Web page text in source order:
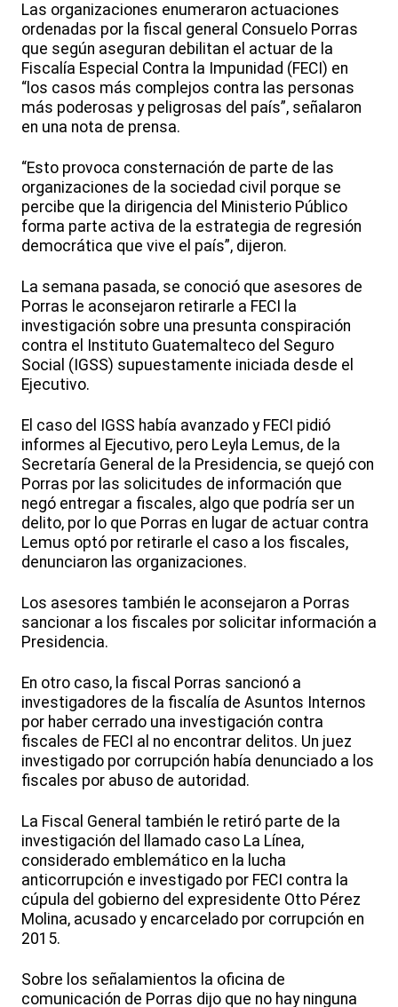
Las organizaciones enumeraron actuaciones
ordenadas por la fiscal general Consuelo Porras
que según aseguran debilitan el actuar de la
Fiscalía Especial Contra la Impunidad (FECI) en
“los casos más complejos contra las personas
más poderosas y peligrosas del país”, señalaron
en una nota de prensa.
“Esto provoca consternación de parte de las
organizaciones de la sociedad civil porque se
percibe que la dirigencia del Ministerio Público
forma parte activa de la estrategia de regresión
democrática que vive el país”, dijeron.
La semana pasada, se conoció que asesores de
Porras le aconsejaron retirarle a FECI la
investigación sobre una presunta conspiración
contra el Instituto Guatemalteco del Seguro
Social (IGSS) supuestamente iniciada desde el
Ejecutivo.
El caso del IGSS había avanzado y FECI pidió
informes al Ejecutivo, pero Leyla Lemus, de la
Secretaría General de la Presidencia, se quejó con
Porras por las solicitudes de información que
negó entregar a fiscales, algo que podría ser un
delito, por lo que Porras en lugar de actuar contra
Lemus optó por retirarle el caso a los fiscales,
denunciaron las organizaciones.
Los asesores también le aconsejaron a Porras
sancionar a los fiscales por solicitar información a
Presidencia.
En otro caso, la fiscal Porras sancionó a
investigadores de la fiscalía de Asuntos Internos
por haber cerrado una investigación contra
fiscales de FECI al no encontrar delitos. Un juez
investigado por corrupción había denunciado a los
fiscales por abuso de autoridad.
La Fiscal General también le retiró parte de la
investigación del llamado caso La Línea,
considerado emblemático en la lucha
anticorrupción e investigado por FECI contra la
cúpula del gobierno del expresidente Otto Pérez
Molina, acusado y encarcelado por corrupción en
2015.
Sobre los señalamientos la oficina de
comunicación de Porras dijo que no hay ninguna